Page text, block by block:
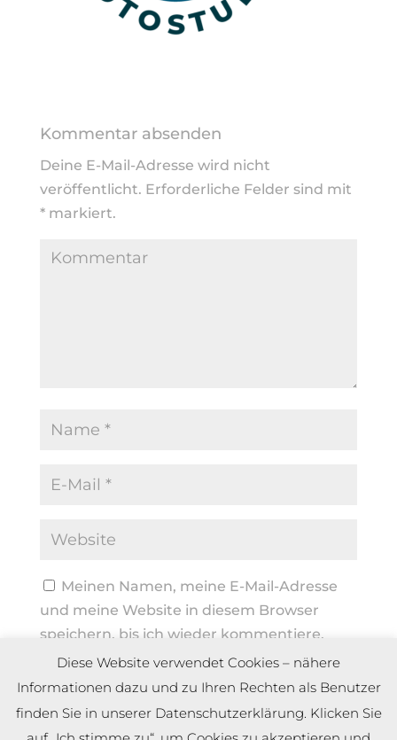
Kommentar absenden
Deine E-Mail-Adresse wird nicht
veröffentlicht. Erforderliche Felder sind mit
*markiert.
Meinen Namen, meine E-Mail-Adresse
und meine Website in diesem Browser
speichern, bis ich wieder kommentiere.
Diese Website verwendet Cookies – nähere
Informationen dazu und zu Ihren Rechten als Benutzer
finden Sie in unserer Datenschutzerklärung. Klicken Sie